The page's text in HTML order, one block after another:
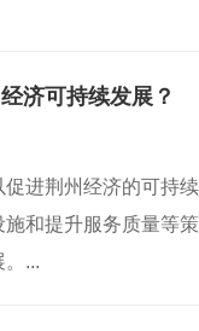
济可持续发展？
进荆州经济的可持
和提升服务质量等
...